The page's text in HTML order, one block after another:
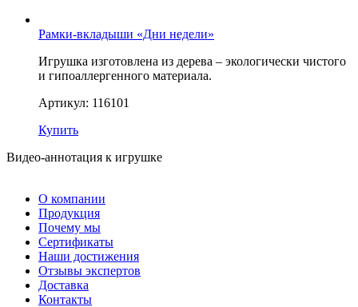
Рамки-вкладыши «Дни недели»
Игрушка изготовлена из дерева – экологически чистого
и гипоаллергенного материала.
Артикул: 116101
Купить
Видео-аннотация к игрушке
О компании
Продукция
Почему мы
Сертификаты
Наши достижения
Отзывы экспертов
Доставка
Контакты